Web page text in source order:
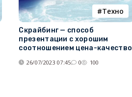
Tехно
Скрайбинг — способ
презентации с хорошим
соотношением цена-качество
26/07/2023 07:45 0 100